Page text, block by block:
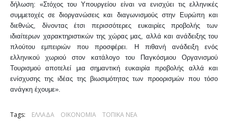
δήλωση: «Στόχος του Υπουργείου είναι να ενισχύει τις ελληνικές
συμμετοχές σε διοργανώσεις και διαγωνισμούς στην Ευρώπη και
διεθνώς, δίνοντας έτσι περισσότερες ευκαιρίες προβολής των
ιδιαίτερων χαρακτηριστικών της χώρας μας, αλλά και ανάδειξης του
πλούτου εμπειριών που προσφέρει. Η πιθανή ανάδειξη ενός
ελληνικού χωριού στον κατάλογο του Παγκόσμιου Οργανισμού
Τουρισμού αποτελεί μια σημαντική ευκαιρία προβολής αλλά και
ενίσχυσης της ιδέας της βιωσιμότητας των προορισμών που τόσο
ανάγκη έχουμε».
Tags: ΕΛΛΑΔΑ ΟΙΚΟΝΟΜΙΑ ΤΟΠΙΚΑ ΝΕΑ